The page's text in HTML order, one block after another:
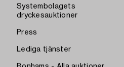
Systembolagets
dryckesauktioner
Press
Lediga tjänster